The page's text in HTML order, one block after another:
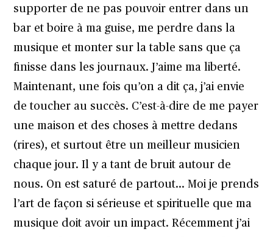
supporter de ne pas pouvoir entrer dans un
bar et boire à ma guise, me perdre dans la
musique et monter sur la table sans que ça
finisse dans les journaux. J’aime ma liberté.
Maintenant, une fois qu’on a dit ça, j’ai envie
de toucher au succès. C’est-à-dire de me payer
une maison et des choses à mettre dedans
(rires), et surtout être un meilleur musicien
chaque jour. Il y a tant de bruit autour de
nous. On est saturé de partout… Moi je prends
l’art de façon si sérieuse et spirituelle que ma
musique doit avoir un impact. Récemment j’ai